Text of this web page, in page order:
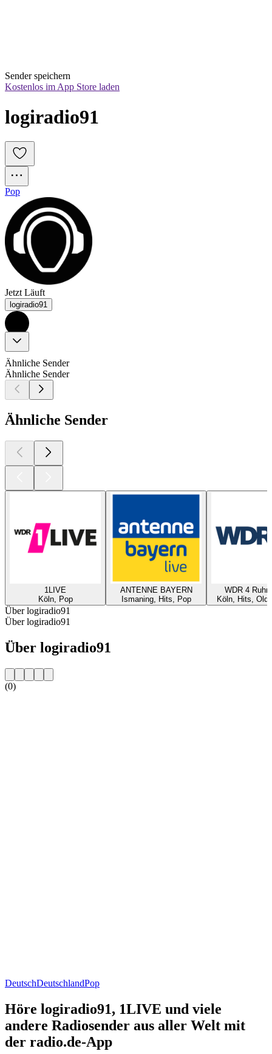
Sender speichern
Kostenlos im App Store laden
logiradio91
Pop
Jetzt Läuft
logiradio91
Ähnliche Sender
Ähnliche Sender
Ähnliche Sender
1LIVE
Köln, Pop
ANTENNE BAYERN
Ismaning, Hits, Pop
WDR 4
Köln, Hits,
Über logiradio91
Über logiradio91
Über logiradio91
(0)
DeutschDeutschlandPop
Höre logiradio91, 1LIVE und viele
andere Radiosender aus aller Welt mit
der radio.de-App